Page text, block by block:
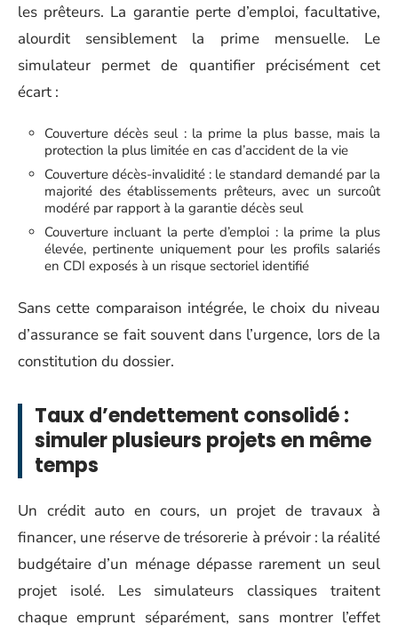
les prêteurs. La garantie perte d’emploi, facultative,
alourdit sensiblement la prime mensuelle. Le
simulateur permet de quantifier précisément cet
écart :
Couverture décès seul : la prime la plus basse, mais la
protection la plus limitée en cas d’accident de la vie
Couverture décès-invalidité : le standard demandé par la
majorité des établissements prêteurs, avec un surcoût
modéré par rapport à la garantie décès seul
Couverture incluant la perte d’emploi : la prime la plus
élevée, pertinente uniquement pour les profils salariés
en CDI exposés à un risque sectoriel identifié
Sans cette comparaison intégrée, le choix du niveau
d’assurance se fait souvent dans l’urgence, lors de la
constitution du dossier.
Taux d’endettement consolidé :
simuler plusieurs projets en même
temps
Un crédit auto en cours, un projet de travaux à
financer, une réserve de trésorerie à prévoir : la réalité
budgétaire d’un ménage dépasse rarement un seul
projet isolé. Les simulateurs classiques traitent
chaque emprunt séparément, sans montrer l’effet